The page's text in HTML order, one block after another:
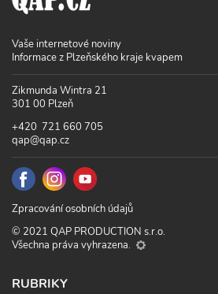
Vaše internetové noviny
Informace z Plzeňského kraje kvapem
Zikmunda Wintra 21
301 00 Plzeň
+420 721 660 705
qap@qap.cz
Zpracování osobních údajů
© 2021 QAP PRODUCTION s.r.o.
Všechna práva vyhrazena.
RUBRIKY